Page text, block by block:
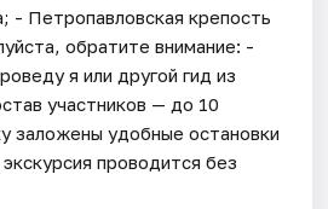
- Петропавловская крепость
обратите внимание: -
я или другой гид из
участников — до 10
заложены удобные остановки
проводится без